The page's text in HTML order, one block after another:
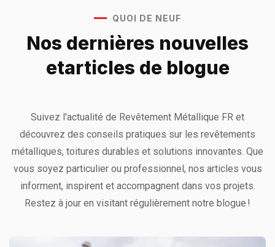
QUOI DE NEUF
Nos dernières nouvelles
etarticles de blogue
Suivez l'actualité de Revêtement Métallique FR et
découvrez des conseils pratiques sur les revêtements
métalliques, toitures durables et solutions innovantes. Que
vous soyez particulier ou professionnel, nos articles vous
informent, inspirent et accompagnent dans vos projets.
Restez à jour en visitant régulièrement notre blogue !